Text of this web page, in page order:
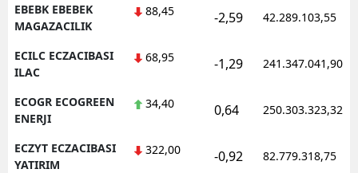
EBEBK EBEBEK
MAGAZACILIK
88,45 -2,59 42.289.103,55
ECILC ECZACIBASI
ILAC
68,95 -1,29 241.347.041,90
ECOGR ECOGREEN
ENERJI
34,40 0,64 250.303.323,32
ECZYT ECZACIBASI
YATIRIM
322,00 -0,92 82.779.318,75